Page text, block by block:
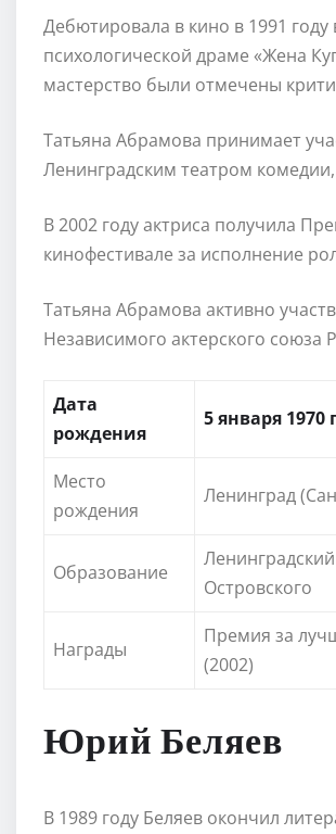
Дебютировала в кино в 1991
психологической драме «Жена
мастерство были отмечены
Татьяна Абрамова принимает
Ленинградским театром
В 2002 году актриса получила
кинофестивале за исполнение
Татьяна Абрамова активно
Независимого актерского
Дата
рождения
5 января 1970
Место
рождения
Ленинград
Образование
Островского
Награды
Премия за
(2002)
Юрий Беляев
В 1989 году Беляев окончил